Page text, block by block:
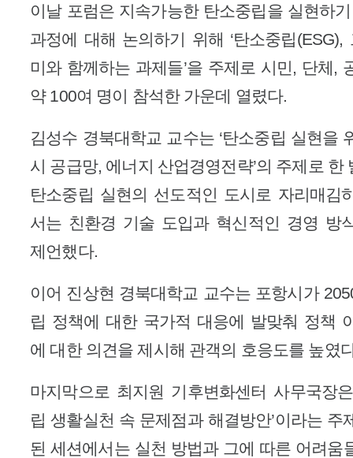
이날 포럼은 지속가능한 탄소중립을 실현하
과정에 대해 논의하기 위해 ‘탄소중립(ESG),
미와 함께하는 과제들’을 주제로 시민, 단체,
약 100여 명이 참석한 가운데 열렸다.
김성수 경북대학교 교수는 ‘탄소중립 실현을
시 공급망, 에너지 산업경영전략’의 주제로 한
탄소중립 실현의 선도적인 도시로 자리매김
서는 친환경 기술 도입과 혁신적인 경영 방
제언했다.
이어 진상현 경북대학교 교수는 포항시가
립 정책에 대한 국가적 대응에 발맞춰 정책
에 대한 의견을 제시해 관객의 호응도를 높였
마지막으로 최지원 기후변화센터 사무국장
립 생활실천 속 문제점과 해결방안’이라는 주
된 세션에서는 실천 방법과 그에 따른 어려움